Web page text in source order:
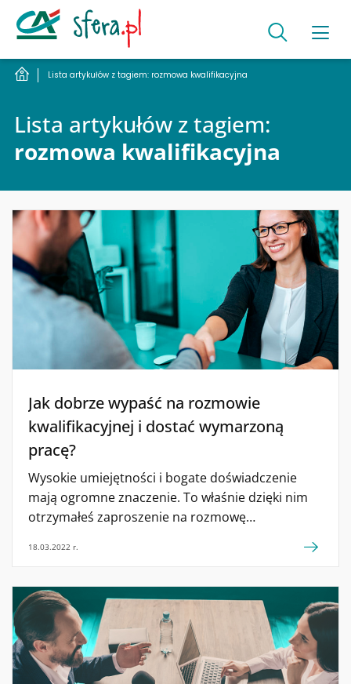
Lista artykułów z tagiem: rozmowa kwalifikacyjna
Lista artykułów z tagiem:
rozmowa kwalifikacyjna
Jak dobrze wypaść na rozmowie
kwalifikacyjnej i dostać wymarzoną
pracę?
Wysokie umiejętności i bogate doświadczenie
mają ogromne znaczenie. To właśnie dzięki nim
otrzymałeś zaproszenie na rozmowę
18.03.2022 r.